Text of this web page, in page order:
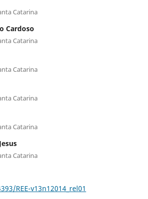
Catarina
Cardoso
Catarina
Catarina
Catarina
Catarina
Catarina
REE-v13n12014_rel01